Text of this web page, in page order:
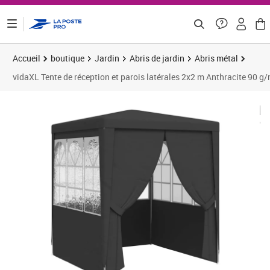
Accueil boutique Jardin Abris de jardin
Abris métal
vidaXL Tente de réception et parois latérales 2x2 m Anthracite 90 g/